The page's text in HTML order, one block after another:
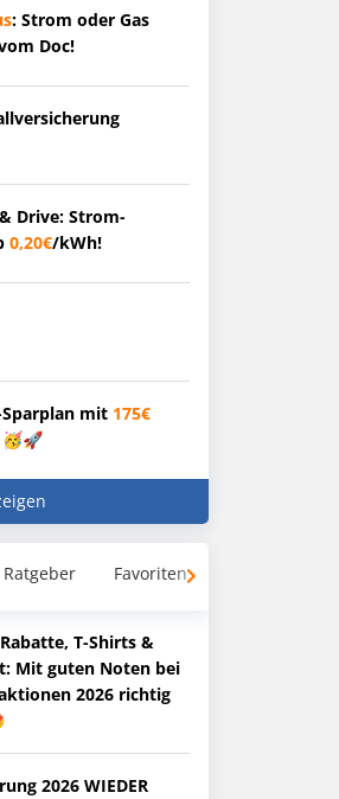
: Strom oder Gas
Doc!
Drive: Strom-
0,20€/kWh!
mit 175€
🥳🚀
Favoriten
T-Shirts &
Mit guten Noten bei
2026 richtig
2026 WIEDER